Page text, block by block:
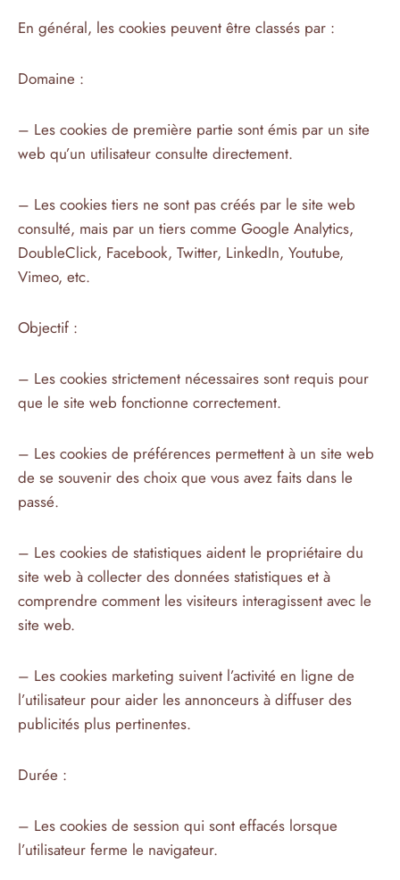
En général, les cookies peuvent être classés par :
Domaine :
– Les cookies de première partie sont émis par un site
web qu’un utilisateur consulte directement.
– Les cookies tiers ne sont pas créés par le site web
consulté, mais par un tiers comme Google Analytics,
DoubleClick, Facebook, Twitter, LinkedIn, Youtube,
Vimеo, etc.
Objectif :
– Les cookies strictement nécessaires sont requis pour
que le site web fonctionne correctement.
– Les cookies de préférences permettent à un site web
de se souvenir des choix que vous avez faits dans le
passé.
– Les cookies de statistiques aident le propriétaire du
site web à collecter des données statistiques et à
comprendre comment les visiteurs interagissent avec le
site web.
– Les cookies marketing suivent l’activité en ligne de
l’utilisateur pour aider les annonceurs à diffuser des
publicités plus pertinentes.
Durée :
– Les cookies de session qui sont effacés lorsque
l’utilisateur ferme le navigateur.